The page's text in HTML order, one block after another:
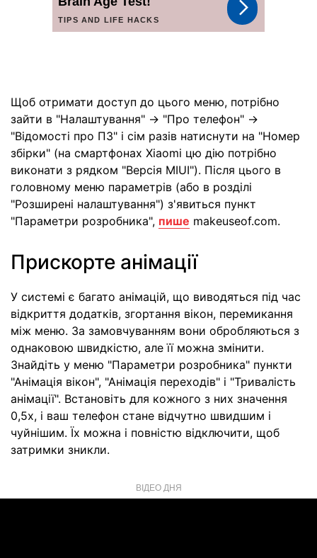
Щоб отримати доступ до цього меню, потрібно
зайти в "Налаштування" -> "Про телефон" ->
"Відомості про ПЗ" і сім разів натиснути на "Номер
збірки" (на смартфонах Xiaomi цю дію потрібно
виконати з рядком "Версія MIUI"). Після цього в
головному меню параметрів (або в розділі
"Розширені налаштування") з'явиться пункт
"Параметри розробника", пише makeuseof.com.
Прискорте анімації
У системі є багато анімацій, що виводяться під час
відкриття додатків, згортання вікон, перемикання
між меню. За замовчуванням вони обробляються з
однаковою швидкістю, але її можна змінити.
Знайдіть у меню "Параметри розробника" пункти
"Анімація вікон", "Анімація переходів" і "Тривалість
анімації". Встановіть для кожного з них значення
0,5x, і ваш телефон стане відчутно швидшим і
чуйнішим. Їх можна і повністю відключити, щоб
затримки зникли.
ВІДЕО ДНЯ